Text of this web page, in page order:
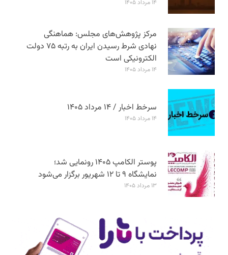
۱۴ مرداد ۱۴۰۵
مرکز پژوهش‌های مجلس: هماهنگی
نهادی شرط رسیدن ایران به رتبه ۷۵ دولت
الکترونیکی است
۱۴ مرداد ۱۴۰۵
سرخط اخبار / ۱۴ مرداد ۱۴۰۵
۱۴ مرداد ۱۴۰۵
پوستر الکامپ ۱۴۰۵ رونمایی شد؛
نمایشگاه ۹ تا ۱۲ شهریور برگزار می‌شود
۱۳ مرداد ۱۴۰۵